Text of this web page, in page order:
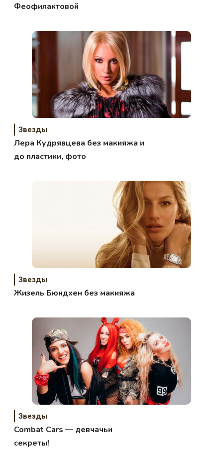
Феофилактовой
Звезды
Лера Кудрявцева без макияжа и
до пластики, фото
Звезды
Жизель Бюндхен без макияжа
Звезды
Combat Cars — девчачьи
секреты!